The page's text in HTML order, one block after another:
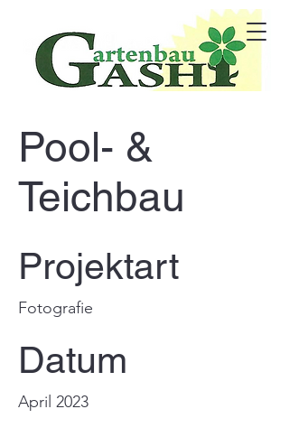
Pool- &
Teichbau
Projektart
Fotografie
Datum
April 2023